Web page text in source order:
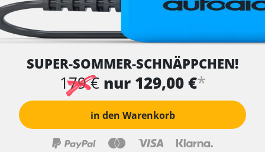
SUPER-SOMMER-SCHNÄPPCHEN!
179 € nur 129,00 €*
in den Warenkorb